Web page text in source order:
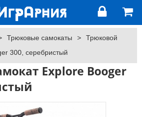
Трюковые самокаты >
Трюковой
300, серебристый
Explore Booger